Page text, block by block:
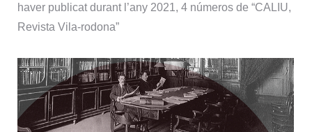
haver publicat durant l’any 2021, 4 números de “CALIU,
Revista Vila-rodona”